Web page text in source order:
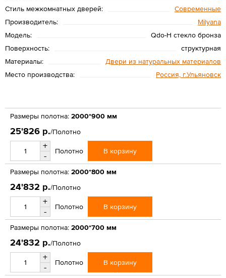
Стиль межкомнатных дверей:
Современные
Производитель:
Мilyana
Модель:
Qdo-Н стекло бронза
Поверхность:
структурная
Материалы:
Двери из натуральных материалов
Место производства:
Россия, г.Ульяновск
Размеры полотна: 2000*900 мм
25'826 р./Полотно
+
-
Полотно В корзину
Размеры полотна: 2000*800 мм
24'832 р./Полотно
+
-
Полотно В корзину
Размеры полотна: 2000*700 мм
24'832 р./Полотно
+
-
Полотно В корзину